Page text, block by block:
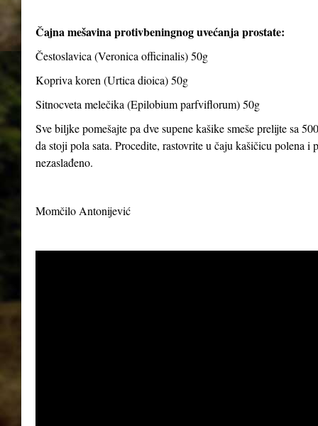
Čajna mešavina protivbeningnog uvećanja prostate:
Čestoslavica (Veronica officinalis) 50g
Kopriva koren (Urtica dioica) 50g
Sitnocveta melečika (Epilobium parfviflorum) 50g
Sve biljke pomešajte pa dve supene kašike smeše prelijte sa
da stoji pola sata. Procedite, rastovrite u čaju kašičicu polena
nezaslađeno.
Momčilo Antonijević